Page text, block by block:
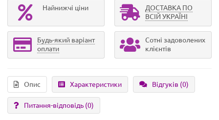
Найнижчі ціни
ДОСТАВКА ПО
ВСІЙ УКРАЇНІ
Будь-який варіант
оплати
Сотні задоволених
клієнтів
Опис Характеристики Відгуків (0)
Питання-відповідь (0)